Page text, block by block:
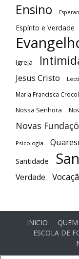
Ensino
Espírito e Verdade
Igreja
Jesus Cristo
Maria Francisca
Nossa Senhora
Novas
Psicologia
Santidade
Verdade
INICIO
ESCOLA DE